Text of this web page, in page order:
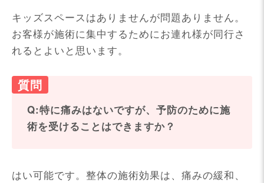
キッズスペースはありませんが問題ありません。
お客様が施術に集中するためにお連れ様が同行さ
れるとよいと思います。
Q:特に痛みはないですが、予防のために施
術を受けることはできますか？
はい可能です。整体の施術効果は、痛みの緩和、